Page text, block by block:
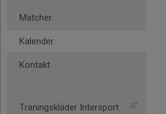
Matcher
Kalender
Kontakt
Träningskläder Intersport